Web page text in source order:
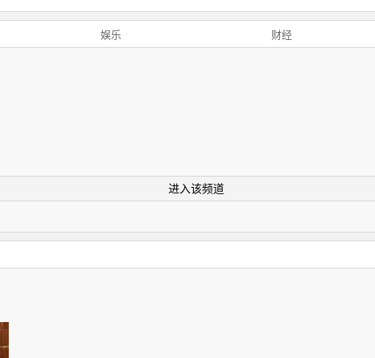
娱乐 财经
进入该频道